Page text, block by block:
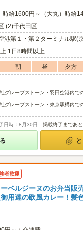
時給1600円～（大丸）時給
(2)千代田区
港第１・第２ターミナル駅(
1日8時間以上
朝 昼 夕方
グレープストーン・羽田空港内で
グレープストーン・東京駅構内で
日時：8月30日 掲載終了まであ
者歓迎
ーベルジーヌのお弁当
用達の欧風カレー！髪